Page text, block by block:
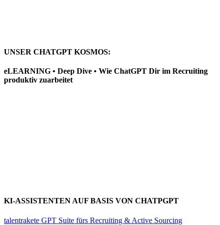
UNSER CHATGPT KOSMOS:
eLEARNING • Deep Dive • Wie ChatGPT Dir im Recruiting
produktiv zuarbeitet
KI-ASSISTENTEN AUF BASIS VON CHATPGPT
talentrakete GPT Suite fürs Recruiting & Active Sourcing